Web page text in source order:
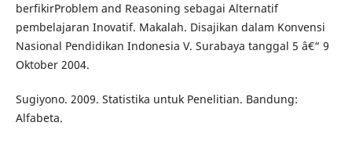
berfikirProblem and Reasoning sebagai Alternatif
pembelajaran Inovatif. Makalah. Disajikan dalam Konvensi
Nasional Pendidikan Indonesia V. Surabaya tanggal 5 â€“ 9
Oktober 2004.
Sugiyono. 2009. Statistika untuk Penelitian. Bandung:
Alfabeta.